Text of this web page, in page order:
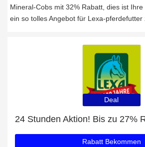
Mineral-Cobs mit 32% Rabatt, dies ist Ihre
ein so tolles Angebot für Lexa-pferdefutter
Deal
Rabatt Bekommen